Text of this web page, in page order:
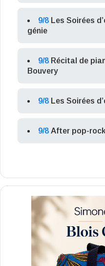
9/8 Les Soirées
génie
9/8 Récital de
Bouvery
9/8 Les Soirées
9/8 After pop-